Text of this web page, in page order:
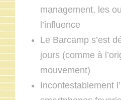
management, les
l’influence
Le Barcamp s’est
jours (comme à
mouvement)
Incontestablement